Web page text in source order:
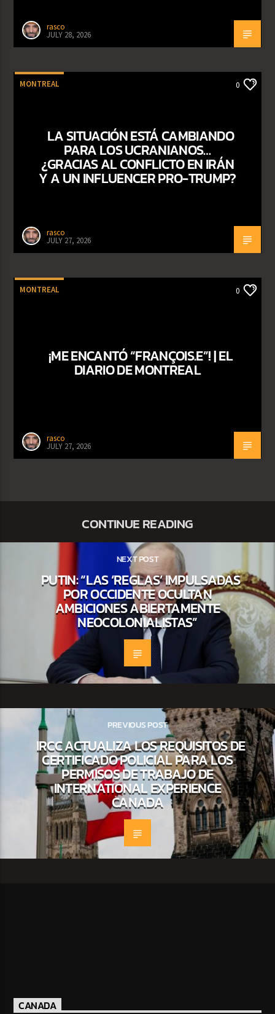
rasco
JULY 28, 2026
MONTREAL 0
LA SITUACIÓN ESTÁ CAMBIANDO
PARA LOS UCRANIANOS…
¿GRACIAS AL CONFLICTO EN IRÁN
Y A UN INFLUENCER PRO-TRUMP?
rasco
JULY 27, 2026
MONTREAL 0
¡ME ENCANTÓ “FRANÇOIS.E”! | EL
DIARIO DE MONTREAL
rasco
JULY 27, 2026
CONTINUE READING
NEXT POST
PUTIN: “LAS ‘REGLAS’ IMPULSADAS
POR OCCIDENTE OCULTAN
AMBICIONES ABIERTAMENTE
NEOCOLONIALISTAS”
PREVIOUS POST
IRCC ACTUALIZA LOS REQUISITOS DE
CERTIFICADO POLICIAL PARA LOS
PERMISOS DE TRABAJO DE
INTERNATIONAL EXPERIENCE
CANADA
CANADA